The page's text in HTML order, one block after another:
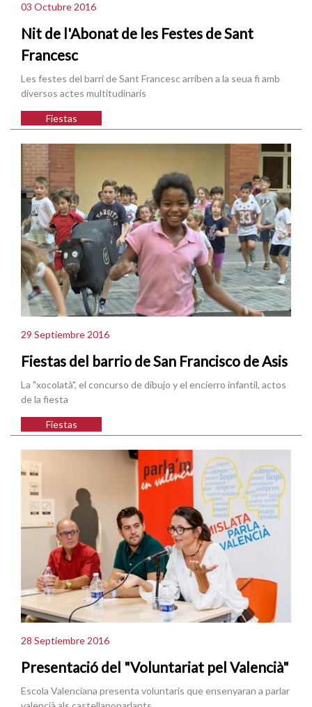
03 Octubre 2016
Nit de l'Abonat de les Festes de Sant
Francesc
Les festes del barri de Sant Francesc arriben a la seua fi amb
diversos actes multitudinaris
Fiestas
29 Septiembre 2016
Fiestas del barrio de San Francisco de Asis
La "xocolatà", el concurso de dibujo y el encierro infantil, actos
de la fiesta
Fiestas
28 Septiembre 2016
Presentació del "Voluntariat pel Valencià"
Escola Valenciana presenta voluntaris que ensenyaran a parlar